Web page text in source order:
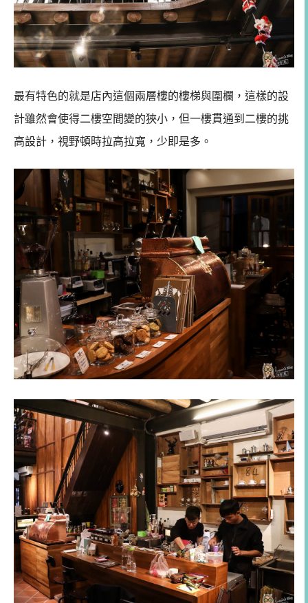
最有特色的就是店內這個兩層樓的樓梯與圍欄，這樣的設
計雖然會使得二樓空間變的狹小，但一樓貫通到二樓的挑
高設計，視野頓時拉高拉寬，少即是多。